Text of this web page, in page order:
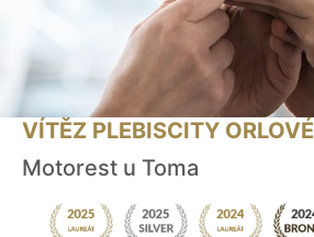
VÍTĚZ PLEBISCITY ORLOVÉ
Motorest u Toma